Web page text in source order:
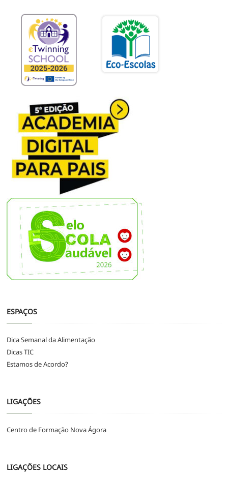
ESPAÇOS
Dica Semanal da Alimentação
Dicas TIC
Estamos de Acordo?
LIGAÇÕES
Centro de Formação Nova Ágora
LIGAÇÕES LOCAIS